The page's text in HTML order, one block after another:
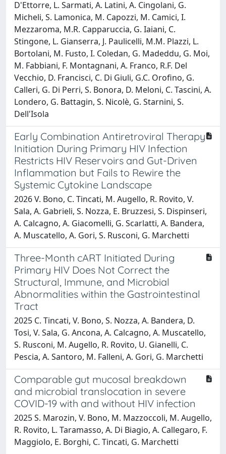
D'Ettorre, L. Sarmati, A. Latini, A. Cingolani, G.
Micheli, S. Lamonica, M. Capozzi, M. Camici, I.
Mezzaroma, M.R. Capparuccia, G. Iaiani, C.
Stingone, L. Gianserra, J. Paulicelli, M.M. Plazzi, L.
Bortolani, M. Fusto, I. Coledan, G. Madeddu, G. Moi,
M. Fabbiani, F. Montagnani, A. Franco, R.F. Del
Vecchio, D. Francisci, C. Di Giuli, G.C. Orofino, G.
Calleri, G. Di Perri, S. Bonora, D. Meloni, C. Tascini, A.
Londero, G. Battagin, S. Nicolè, G. Starnini, S.
Dell'Isola
Early Combination Antiretroviral Therapy
Initiation During Primary HIV Infection
Restricts HIV Reservoirs and Gut-Driven
Inflammation but Fails to Rewire the
Systemic Cytokine Landscape
2026 V. Bono, C. Tincati, M. Augello, R. Rovito, V.
Sala, A. Gabrieli, S. Nozza, E. Bruzzesi, S. Dispinseri,
A. Calcagno, A. Giacomelli, G. Scarlatti, A. Bandera,
A. Muscatello, A. Gori, S. Rusconi, G. Marchetti
Three-Month cART Initiated During
Primary HIV Does Not Correct the
Structural, Immune, and Microbial
Abnormalities within the Gastrointestinal
Tract
2025 C. Tincati, V. Bono, S. Nozza, A. Bandera, D.
Tosi, V. Sala, G. Ancona, A. Calcagno, A. Muscatello,
S. Rusconi, M. Augello, R. Rovito, U. Gianelli, C.
Pescia, A. Santoro, M. Falleni, A. Gori, G. Marchetti
Comparable gut mucosal breakdown
and microbial translocation in severe
COVID-19 with and without HIV infection
2025 S. Marozin, V. Bono, M. Mazzoccoli, M. Augello,
R. Rovito, L. Taramasso, A. Di Biagio, A. Callegaro, F.
Maggiolo, E. Borghi, C. Tincati, G. Marchetti